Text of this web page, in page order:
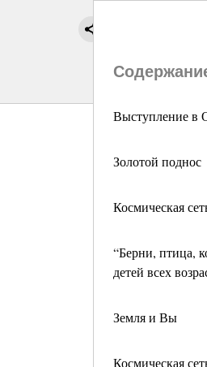
Выступление
Золотой поднос
Космическая
“Берни, птица,
детей всех
Земля и Вы
Космическая